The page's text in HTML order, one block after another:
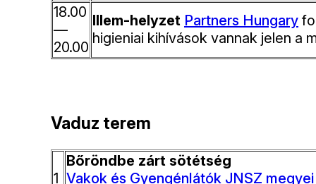
18.00
—
20.00
Illem-helyzet Partners Hungary
higieniai kihívások vannak jelen a
Vaduz terem
1
Bőröndbe zárt sötétség
Vakok és Gyengénlátók JNSZ